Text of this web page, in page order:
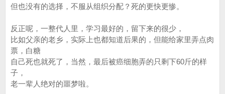
但也没有的选择，不服从组织分配？死的更快更惨。
反正呢，一整代人里，学习最好的，留下来的很少，
比如父亲的老乡，实际上也都知道后果的，但能给家里弄点肉
票，白糖
自己死也就死了，当然，最后被癌细胞弄的只剩下60斤的样
子，
老一辈人绝对的噩梦啦。